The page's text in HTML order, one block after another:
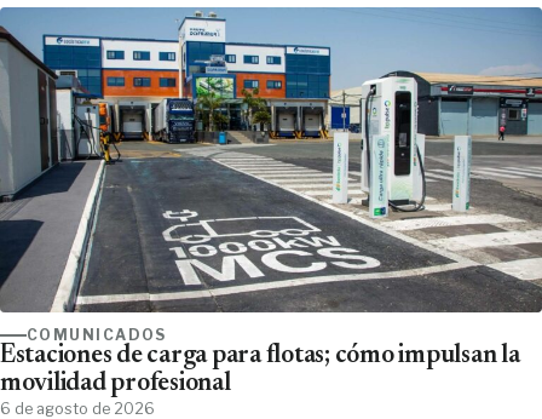
COMUNICADOS
Estaciones de carga para flotas; cómo impulsan la
movilidad profesional
6 de agosto de 2026